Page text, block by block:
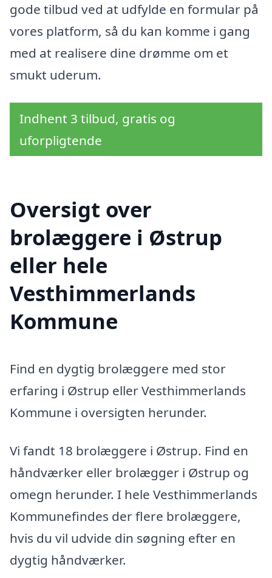
gode tilbud ved at udfylde en formular på
vores platform, så du kan komme i gang
med at realisere dine drømme om et
smukt uderum.
Indhent 3 tilbud, gratis og
uforpligtende
Oversigt over
brolæggere i Østrup
eller hele
Vesthimmerlands
Kommune
Find en dygtig brolæggere med stor
erfaring i Østrup eller Vesthimmerlands
Kommune i oversigten herunder.
Vi fandt 18 brolæggere i Østrup. Find en
håndværker eller brolægger i Østrup og
omegn herunder. I hele Vesthimmerlands
Kommunefindes der flere brolæggere,
hvis du vil udvide din søgning efter en
dygtig håndværker.